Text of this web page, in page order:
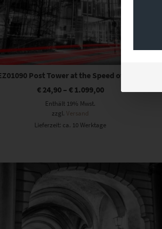
Post Tower at the Speed of Light
€24,90– €1.099,00
Enthält 19% Mwst.
zzgl.Versand
Lieferzeit: ca. 10 Werktage
Dieses Produkt weist mehrere Varianten auf. Die Optionen können auf der Produktseite gewählt werden